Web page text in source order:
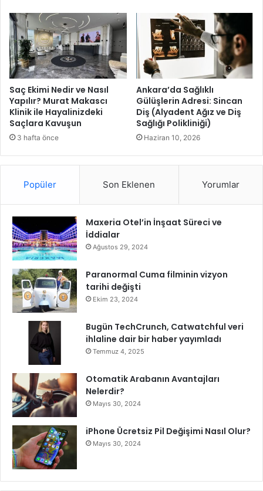
i
d
i
Y
o
l
a
d
e
s
s
o
T
ü
n
n
E
v
S
a
n
d
e
a
s
a
y
Saç Ekimi Nedir ve Nasıl
Yapılır? Murat Makascı
Klinik ile Hayalinizdeki
Saçlara Kavuşun
3 hafta önce
Ankara’da Sağlıklı
Gülüşlerin Adresi: Sincan
Diş (Alyadent Ağız ve Diş
Sağlığı Polikliniği)
Haziran 10, 2026
Popüler Son Eklenen Yorumlar
Maxeria Otel’in İnşaat Süreci ve
İddialar
Ağustos 29, 2024
Paranormal Cuma filminin vizyon
tarihi değişti
Ekim 23, 2024
Bugün TechCrunch, Catwatchful veri
ihlaline dair bir haber yayımladı
Temmuz 4, 2025
Otomatik Arabanın Avantajları
Nelerdir?
Mayıs 30, 2024
iPhone Ücretsiz Pil Değişimi Nasıl Olur?
Mayıs 30, 2024